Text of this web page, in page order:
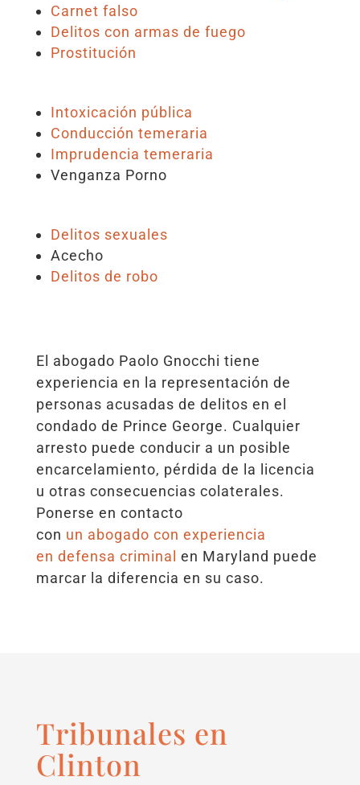
Carnet falso
Delitos con armas de fuego
Prostitución
Intoxicación pública
Conducción temeraria
Imprudencia temeraria
Venganza Porno
Delitos sexuales
Acecho
Delitos de robo
El abogado Paolo Gnocchi tiene
experiencia en la representación de
personas acusadas de delitos en el
condado de Prince George. Cualquier
arresto puede conducir a un posible
encarcelamiento, pérdida de la licencia
u otras consecuencias colaterales.
Ponerse en contacto
con un abogado con experiencia
en defensa criminal en Maryland puede
marcar la diferencia en su caso.
Tribunales en
Clinton